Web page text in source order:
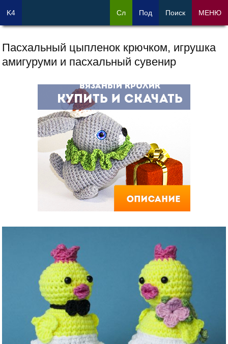
Пасхальный цыпленок крючком, игрушка
амигуруми и пасхальный сувенир
K4 Сл Под Поиск МЕНЮ